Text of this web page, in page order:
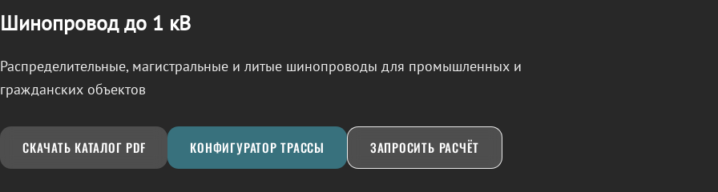
Шинопровод до 1 кВ
Распределительные, магистральные и литые шинопроводы для промышленных и
гражданских объектов
СКАЧАТЬ КАТАЛОГ PDF КОНФИГУРАТОР ТРАССЫ ЗАПРОСИТЬ РАСЧЁТ